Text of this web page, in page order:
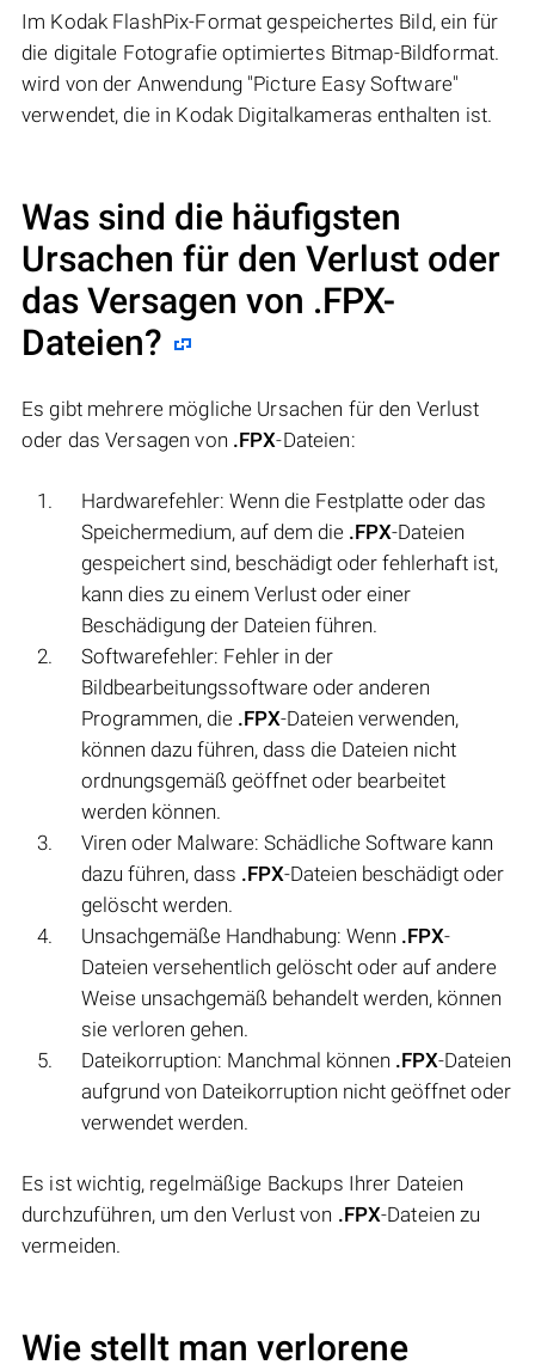
Im Kodak FlashPix-Format gespeichertes Bild, ein für
die digitale Fotografie optimiertes Bitmap-Bildformat.
wird von der Anwendung "Picture Easy Software"
verwendet, die in Kodak Digitalkameras enthalten ist.
Was sind die häufigsten
Ursachen für den Verlust oder
das Versagen von .FPX-
Dateien?
Es gibt mehrere mögliche Ursachen für den Verlust
oder das Versagen von .FPX-Dateien:
Hardwarefehler: Wenn die Festplatte oder das
Speichermedium, auf dem die .FPX-Dateien
gespeichert sind, beschädigt oder fehlerhaft ist,
kann dies zu einem Verlust oder einer
Beschädigung der Dateien führen.
Softwarefehler: Fehler in der
Bildbearbeitungssoftware oder anderen
Programmen, die .FPX-Dateien verwenden,
können dazu führen, dass die Dateien nicht
ordnungsgemäß geöffnet oder bearbeitet
werden können.
Viren oder Malware: Schädliche Software kann
dazu führen, dass .FPX-Dateien beschädigt oder
gelöscht werden.
Unsachgemäße Handhabung: Wenn .FPX-
Dateien versehentlich gelöscht oder auf andere
Weise unsachgemäß behandelt werden, können
sie verloren gehen.
Dateikorruption: Manchmal können .FPX-Dateien
aufgrund von Dateikorruption nicht geöffnet oder
verwendet werden.
Es ist wichtig, regelmäßige Backups Ihrer Dateien
durchzuführen, um den Verlust von .FPX-Dateien zu
vermeiden.
Wie stellt man verlorene